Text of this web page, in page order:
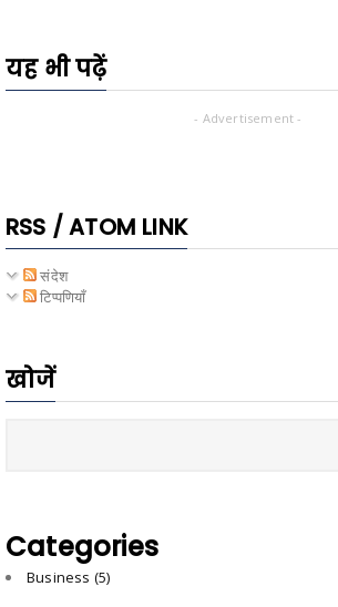
यह भी पढ़ें
- Advertisement -
RSS / ATOM LINK
संदेश
टिप्पणियाँ
खोजें
Categories
Business (5)